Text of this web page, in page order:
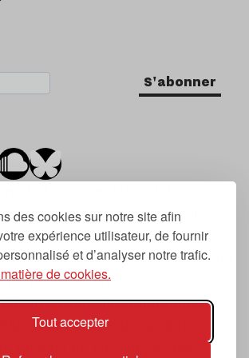
des cookies sur notre site afin
expérience utilisateur, de fournir
et d’analyser notre trafic.
de cookies.
Tout accepter
S'abonner
indépendant sur la
tendances, dont la
date de 2007.
signifie « prochain », « suivant
à la thématique du
des nouvelles tendances
viennent de la musique
rock ou du hip hop, et des